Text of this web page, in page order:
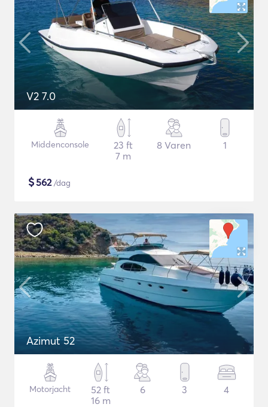
V2 7.0
Middenconsole
23 ft
7 m
8 Varen 1
$562/dag
Azimut 52
Motorjacht
52 ft
16 m
6 3 4